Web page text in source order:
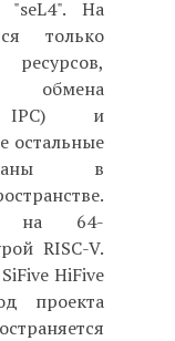
"seL4". На
только
обмена
IPC) и
остальные
в
на 64-
RISC-V.
HiFive
проекта